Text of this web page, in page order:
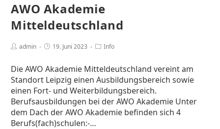
AWO Akademie
Mitteldeutschland
admin 19. Juni 2023 Info
Die AWO Akademie Mitteldeutschland vereint am
Standort Leipzig einen Ausbildungsbereich sowie
einen Fort- und Weiterbildungsbereich.
Berufsausbildungen bei der AWO Akademie Unter
dem Dach der AWO Akademie befinden sich 4
Berufs(fach)schulen:-…